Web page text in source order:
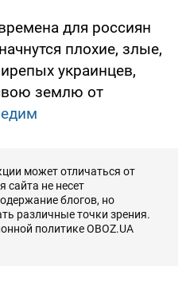
для россиян
плохие, злые,
украинцев,
землю от
может отличаться от
сайта не несет
блогов, но
различные точки зрения.
политике OBOZ.UA